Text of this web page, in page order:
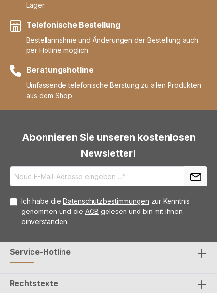
Lager
Telefonische Bestellung
Bestellannahme und Änderungen der Bestellung auch
per Hotline möglich
Beratungshotline
Umfassende telefonische Beratung zu allen Produkten
aus dem Shop
Abonnieren Sie unseren kostenlosen
Newsletter!
Ich habe die Datenschutzbestimmungen zur Kenntnis
genommen und die AGB gelesen und bin mit ihnen
einverstanden.
Service-Hotline
Rechtstexte